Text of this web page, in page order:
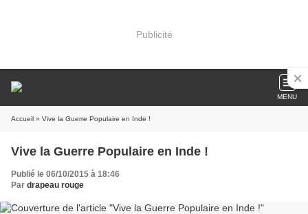
Publicité
MENU
Accueil » Vive la Guerre Populaire en Inde !
Vive la Guerre Populaire en Inde !
Publié le 06/10/2015 à 18:46
Par drapeau rouge